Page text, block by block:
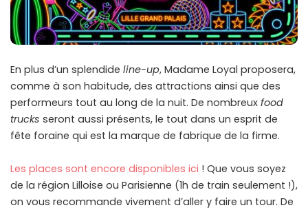
En plus d’un splendide line-up, Madame Loyal proposera,
comme à son habitude, des attractions ainsi que des
performeurs tout au long de la nuit. De nombreux food
trucks seront aussi présents, le tout dans un esprit de
fête foraine qui est la marque de fabrique de la firme.
Les places sont encore disponibles ici ! Que vous soyez
de la région Lilloise ou Parisienne (1h de train seulement !),
on vous recommande vivement d’aller y faire un tour. De